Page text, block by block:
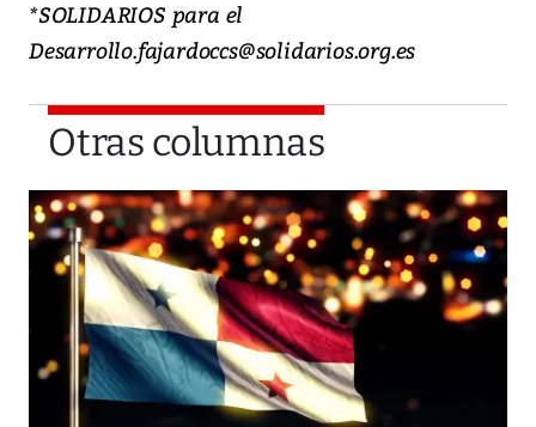
*SOLIDARIOS para el
Desarrollo.fajardoccs@solidarios.org.es
Otras columnas